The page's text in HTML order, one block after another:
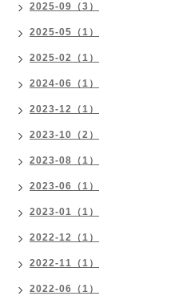
2025-09（3）
2025-05（1）
2025-02（1）
2024-06（1）
2023-12（1）
2023-10（2）
2023-08（1）
2023-06（1）
2023-01（1）
2022-12（1）
2022-11（1）
2022-06（1）